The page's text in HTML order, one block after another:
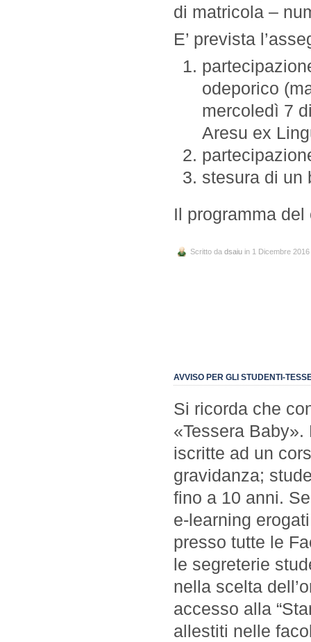
di matricola –
E’ prevista
odeporico
mercoledì 7
Aresu ex
stesura di un
Il programma
Scritto da dsaiu in 1 Dicembre 2016
AVVISO PER GLI STUDENTI-
Si ricorda che
«Tessera
iscritte ad un
gravidanza;
fino a 10 anni.
e-learning
presso tutte le
le segreterie
nella scelta
accesso alla
allestiti nelle